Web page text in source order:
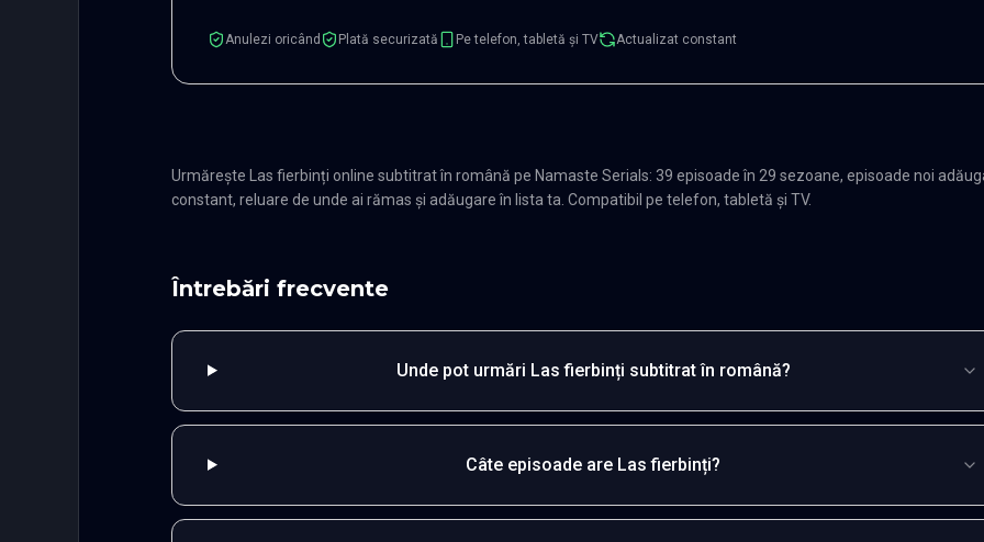
Anulezi oricând Plată securizată Pe telefon, tabletă și TV Actualizat constant
Urmărește Las fierbinți online subtitrat în română pe Namaste Serials: 39 episoade în 29 sezoane, episoade noi
constant, reluare de unde ai rămas și adăugare în lista ta. Compatibil pe telefon, tabletă și TV.
Întrebări frecvente
Unde pot urmări Las fierbinți subtitrat în română?
Câte episoade are Las fierbinți?